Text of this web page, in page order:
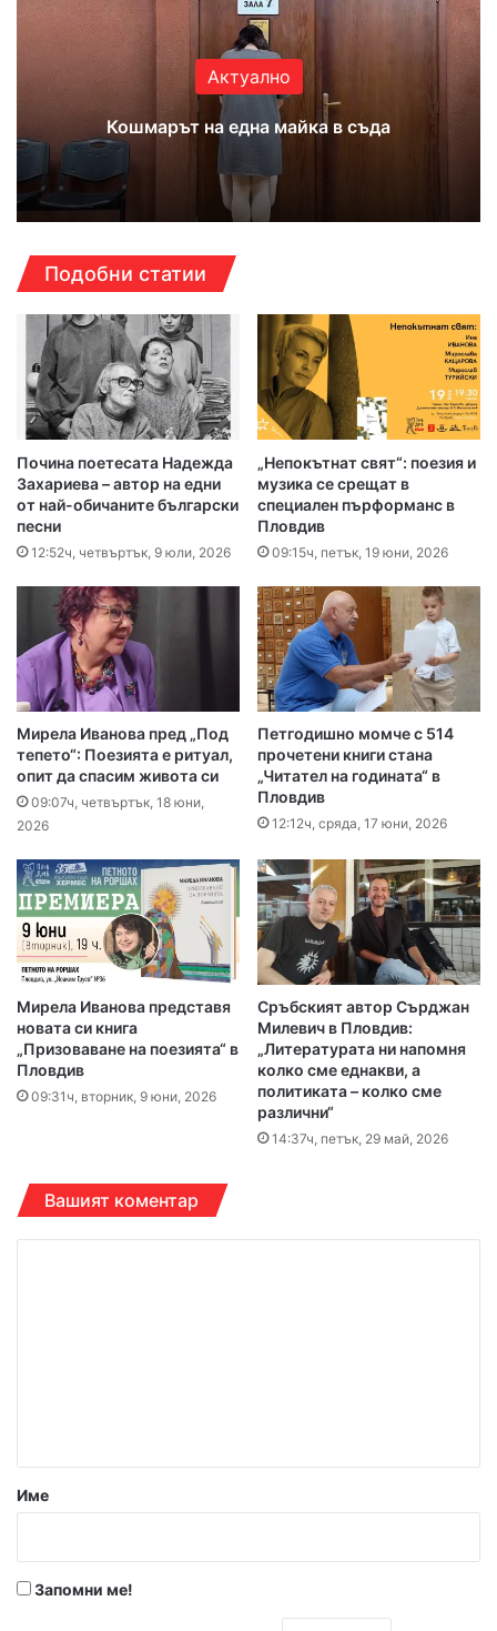
Актуално
Кошмарът на една майка в съда
Подобни статии
Почина поетесата Надежда
Захариева – автор на едни
от най-обичаните български
песни
12:52ч, четвъртък, 9 юли, 2026
„Непокътнат свят“: поезия и
музика се срещат в
специален пърформанс в
Пловдив
09:15ч, петък, 19 юни, 2026
Мирела Иванова пред „Под
тепето“: Поезията е ритуал,
опит да спасим живота си
09:07ч, четвъртък, 18 юни,
2026
Петгодишно момче с 514
прочетени книги стана
„Читател на годината“ в
Пловдив
12:12ч, сряда, 17 юни, 2026
Мирела Иванова представя
новата си книга
„Призоваване на поезията“ в
Пловдив
09:31ч, вторник, 9 юни, 2026
Сръбският автор Сърджан
Милевич в Пловдив:
„Литературата ни напомня
колко сме еднакви, а
политиката – колко сме
различни“
14:37ч, петък, 29 май, 2026
Вашият коментар
р
Име
Запомни ме!